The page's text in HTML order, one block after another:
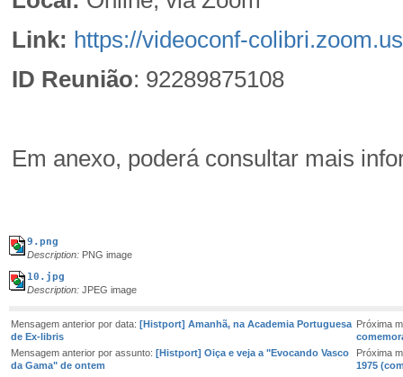
Link: https://videoconf-
ID Reunião: 92289875108
Em anexo, poderá consultar mais
9.png
Description: PNG image
10.jpg
Description: JPEG image
Mensagem anterior por data: [Histport] Amanhã, na Academia Portuguesa
de Ex-libris
Próxima
Mensagem anterior por assunto: [Histport] Oiça e veja a "Evocando Vasco
da Gama" de ontem
Próxima
1975